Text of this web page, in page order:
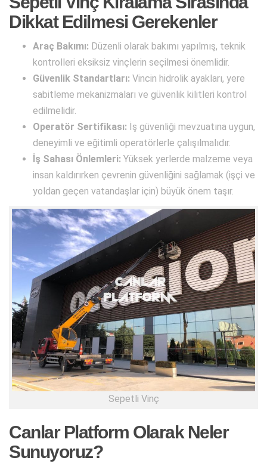
Dikkat Edilmesi Gerekenler
Araç Bakımı: Düzenli olarak bakımı yapılmış, teknik
kontrolleri eksiksiz vinçlerin seçilmesi önemlidir.
Güvenlik Standartları: Vincin hidrolik ayakları, yere
sabitleme mekanizmaları ve güvenlik kilitleri kontrol
edilmelidir.
Operatör Sertifikası: İş güvenliği mevzuatına uygun,
deneyimli ve eğitimli operatörlerle çalışılmalıdır.
İş Sahası Önlemleri: Yüksek yerlerde malzeme veya
insan kaldırırken çevrenin güvenliğini sağlamak (işçi ve
yoldan geçen vatandaşlar için) büyük önem taşır.
Sepetli Vinç
Canlar Platform Olarak Neler
Sunuyoruz?